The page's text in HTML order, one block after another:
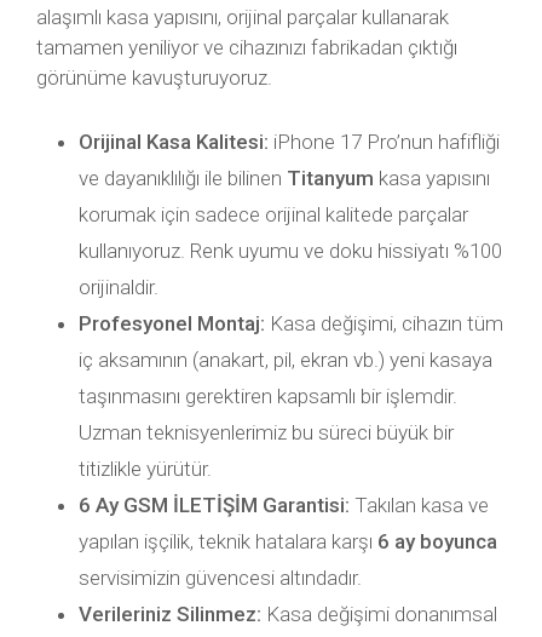
alaşımlı kasa yapısını, orijinal parçalar kullanarak
tamamen yeniliyor ve cihazınızı fabrikadan çıktığı
görünüme kavuşturuyoruz.
Orijinal Kasa Kalitesi: iPhone 17 Pro’nun hafifliği
ve dayanıklılığı ile bilinen Titanyum kasa yapısını
korumak için sadece orijinal kalitede parçalar
kullanıyoruz. Renk uyumu ve doku hissiyatı %100
orijinaldir.
Profesyonel Montaj: Kasa değişimi, cihazın tüm
iç aksamının (anakart, pil, ekran vb.) yeni kasaya
taşınmasını gerektiren kapsamlı bir işlemdir.
Uzman teknisyenlerimiz bu süreci büyük bir
titizlikle yürütür.
6 Ay GSM İLETİŞİM Garantisi: Takılan kasa ve
yapılan işçilik, teknik hatalara karşı 6 ay boyunca
servisimizin güvencesi altındadır.
Verileriniz Silinmez: Kasa değişimi donanımsal